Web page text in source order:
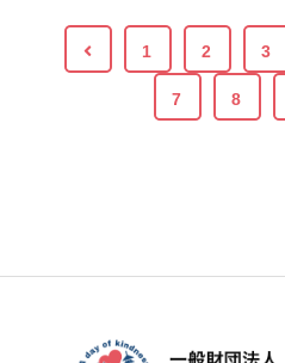
1 2 3
7 8